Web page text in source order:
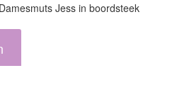
Jess in boordsteek